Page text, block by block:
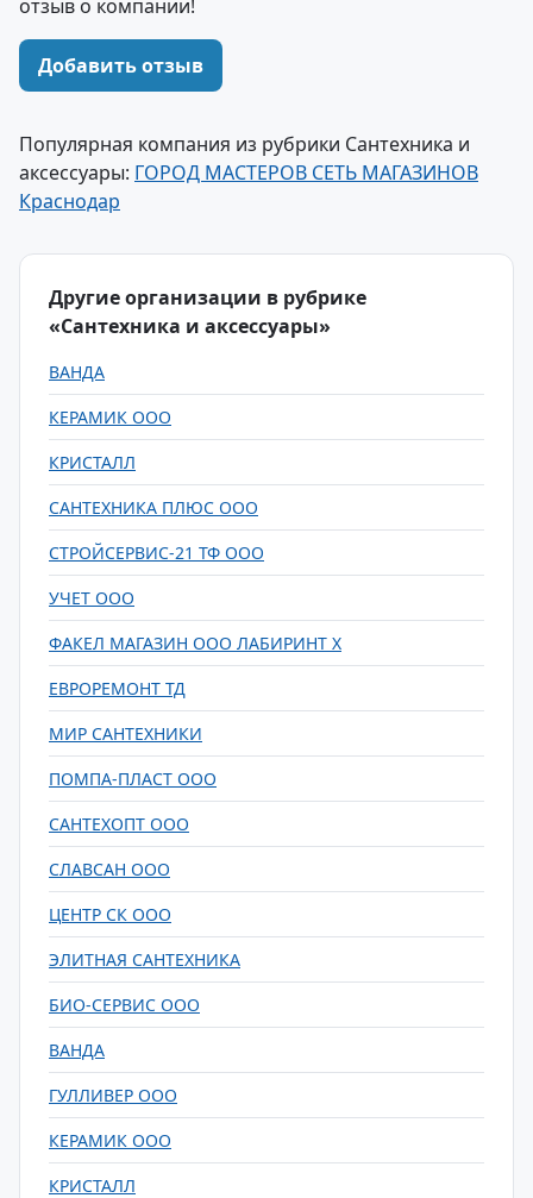
отзыв о компании!
Добавить отзыв
Популярная компания из рубрики Сантехника и
аксессуары: ГОРОД МАСТЕРОВ СЕТЬ МАГАЗИНОВ
Краснодар
Другие организации в рубрике
«Сантехника и аксессуары»
ВАНДА
КЕРАМИК ООО
КРИСТАЛЛ
САНТЕХНИКА ПЛЮС ООО
СТРОЙСЕРВИС-21 ТФ ООО
УЧЕТ ООО
ФАКЕЛ МАГАЗИН ООО ЛАБИРИНТ Х
ЕВРОРЕМОНТ ТД
МИР САНТЕХНИКИ
ПОМПА-ПЛАСТ ООО
САНТЕХОПТ ООО
СЛАВСАН ООО
ЦЕНТР СК ООО
ЭЛИТНАЯ САНТЕХНИКА
БИО-СЕРВИС ООО
ВАНДА
ГУЛЛИВЕР ООО
КЕРАМИК ООО
КРИСТАЛЛ